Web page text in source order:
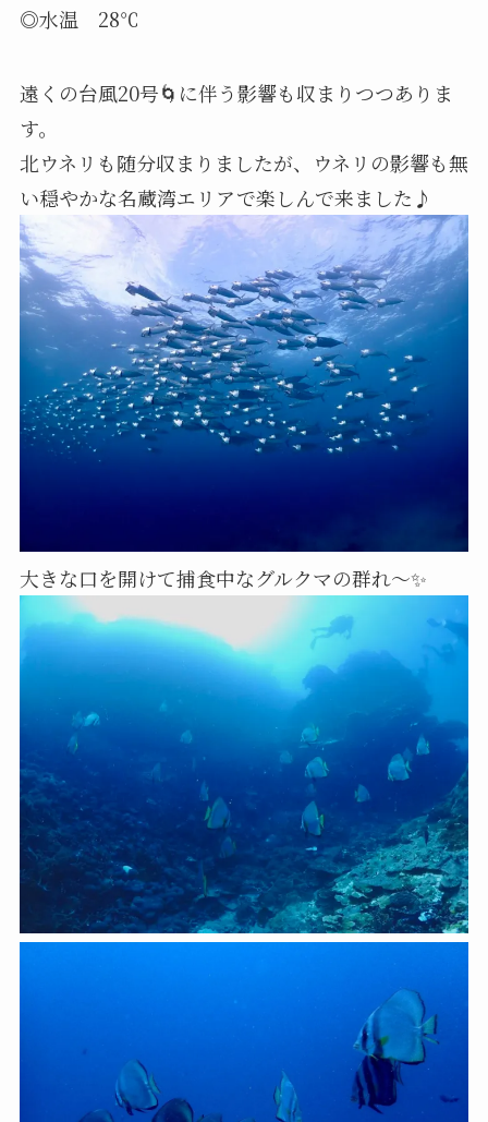
◎水温 28℃
遠くの台風20号🌀に伴う影響も収まりつつありま
す。
北ウネリも随分収まりましたが、ウネリの影響も無
い穏やかな名蔵湾エリアで楽しんで来ました♪
大きな口を開けて捕食中なグルクマの群れ〜✨